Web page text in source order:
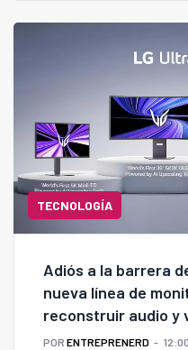
TECNOLOGÍA
Adiós a la barrera
nueva línea de
reconstruir audio y
POR ENTREPRENERD